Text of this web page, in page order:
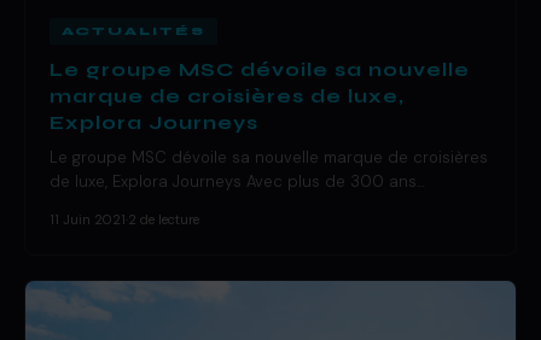
ACTUALITÉS
Le groupe MSC dévoile sa nouvelle
marque de croisières de luxe,
Explora Journeys
Le groupe MSC dévoile sa nouvelle marque de croisières
de luxe, Explora Journeys Avec plus de 300 ans…
11 Juin 2021 2 de lecture